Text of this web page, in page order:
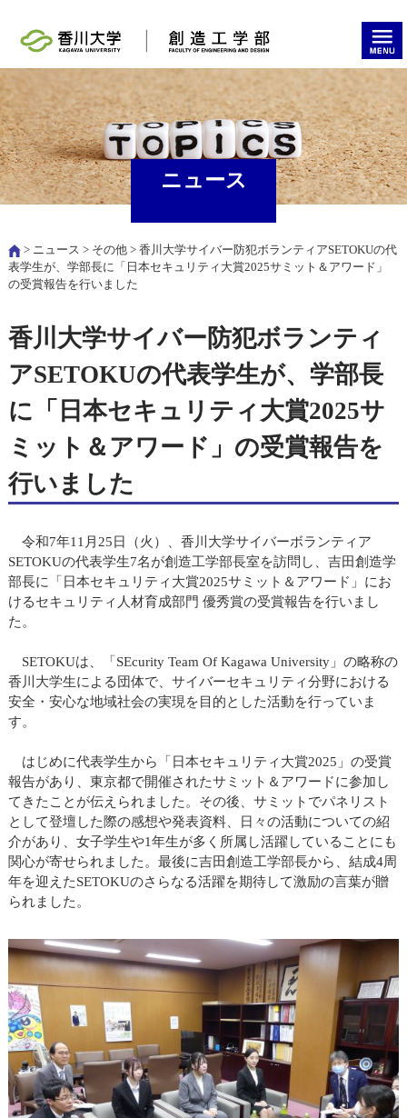
ニュース
> ニュース > その他> 香川大学サイバー防犯ボランティアSETOKUの代
表学生が、学部長に「日本セキュリティ大賞2025サミット＆アワード」
の受賞報告を行いました
香川大学サイバー防犯ボランティ
アSETOKUの代表学生が、学部長
に「日本セキュリティ大賞2025サ
ミット＆アワード」の受賞報告を
行いました
令和7年11月25日（火）、香川大学サイバーボランティア
SETOKUの代表学生7名が創造工学部長室を訪問し、吉田創造学
部長に「日本セキュリティ大賞2025サミット＆アワード」にお
けるセキュリティ人材育成部門 優秀賞の受賞報告を行いまし
た。
SETOKUは、「SEcurity Team Of Kagawa University」の略称の
香川大学生による団体で、サイバーセキュリティ分野における
安全・安心な地域社会の実現を目的とした活動を行っていま
す。
はじめに代表学生から「日本セキュリティ大賞2025」の受賞
報告があり、東京都で開催されたサミット＆アワードに参加し
てきたことが伝えられました。その後、サミットでパネリスト
として登壇した際の感想や発表資料、日々の活動についての紹
介があり、女子学生や1年生が多く所属し活躍していることにも
関心が寄せられました。最後に吉田創造工学部長から、結成4周
年を迎えたSETOKUのさらなる活躍を期待して激励の言葉が贈
られました。